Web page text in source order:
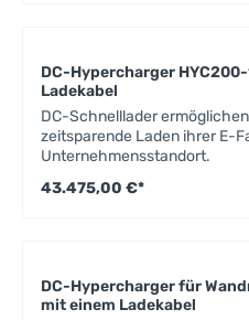
DC-Hypercharger HYC200-1 (100kW) mit zwei
Ladekabel
DC-Schnelllader
zeitsparende Laden ihrer E-
Unternehmensstandort.
43.475,00 €*
DC-Hypercharger für
mit einem Ladekabel